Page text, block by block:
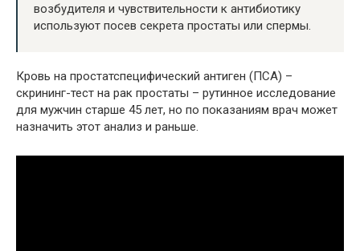
возбудителя и чувствительности к антибиотику
используют посев секрета простаты или спермы.
Кровь на простатспецифический антиген (ПСА) –
скрининг-тест на рак простаты – рутинное исследование
для мужчин старше 45 лет, но по показаниям врач может
назначить этот анализ и раньше.